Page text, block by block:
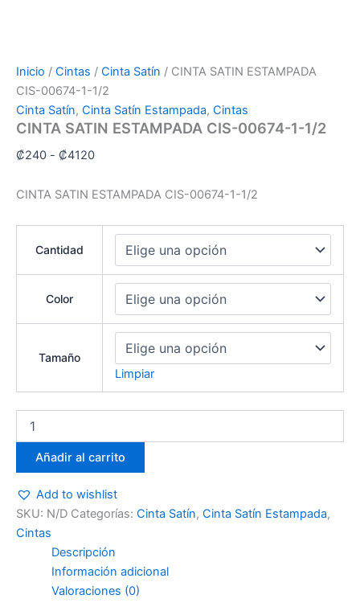
Inicio / Cintas / Cinta Satín / CINTA SATIN ESTAMPADA
CIS-00674-1-1/2
Cinta Satín, Cinta Satín Estampada, Cintas
CINTA SATIN ESTAMPADA CIS-00674-1-1/2
₡240 - ₡4120
CINTA SATIN ESTAMPADA CIS-00674-1-1/2
Cantidad
Color
Tamaño
Limpiar
Añadir al carrito
Add to wishlist
SKU: N/D Categorías: Cinta Satín, Cinta Satín Estampada,
Cintas
Descripción
Información adicional
Valoraciones (0)